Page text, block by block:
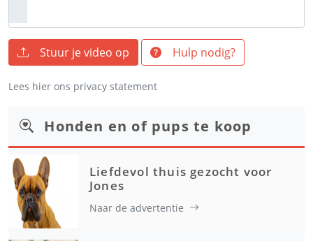
Stuur je video op Hulp nodig?
Lees hier ons privacy statement
Honden en of pups te koop
Liefdevol thuis gezocht voor
Jones
Naar de advertentie